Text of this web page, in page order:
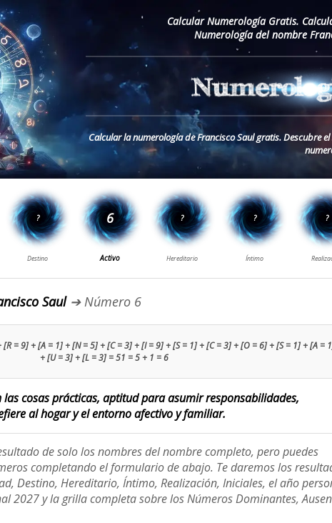
Calcular Numerología Gratis.
Numerología del nombre
Calcular la numerología de Francisco Saul gratis. Descubre
Saul➔ Número 6
[R = 9] + [A = 1] + [N = 5] + [C = 3] + [I = 9] + [S = 1] + [C = 3] + [O = 6] + [S = 1] + [A =
+ [U = 3] + [L = 3] = 51 = 5 + 1 = 6
cosas prácticas, aptitud para asumir responsabilidades,
al hogar y el entorno afectivo y familiar.
de solo los nombres del nombre completo, pero puedes
completando el formulario de abajo. Te daremos los
Destino, Hereditario, Íntimo, Realización, Iniciales, el año
2027 y la grilla completa sobre los Números Dominantes,